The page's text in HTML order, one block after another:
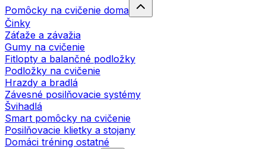
Pomôcky na cvičenie doma
Činky
Záťaže a závažia
Gumy na cvičenie
Fitlopty a balančné podložky
Podložky na cvičenie
Hrazdy a bradlá
Závesné posilňovacie systémy
Švihadlá
Smart pomôcky na cvičenie
Posilňovacie klietky a stojany
Domáci tréning ostatné